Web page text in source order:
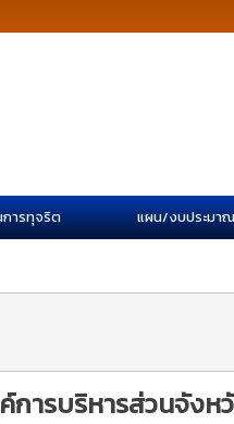
ารทุจริต แผน/งบประมาณ
การบริหารส่วนจัง